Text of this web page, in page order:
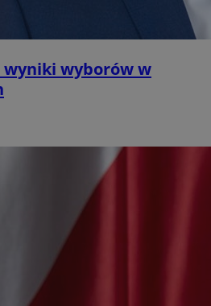
wyniki wyborów w